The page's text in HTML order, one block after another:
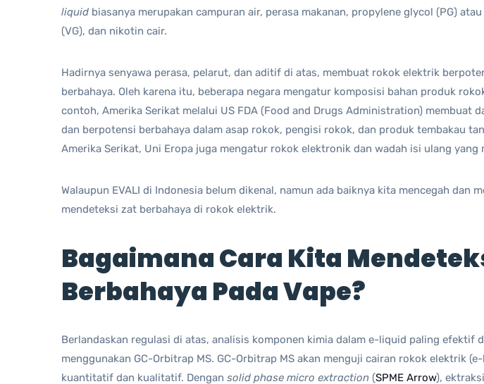
liquid biasanya merupakan campuran air, perasa makanan, propylene glycol (PG)
(VG), dan nikotin cair.
Hadirnya senyawa perasa, pelarut, dan aditif di atas, membuat rokok elektrik
berbahaya. Oleh karena itu, beberapa negara mengatur komposisi bahan produk
contoh, Amerika Serikat melalui US FDA (Food and Drugs Administration) membuat
dan berpotensi berbahaya dalam asap rokok, pengisi rokok, dan produk tembakau
Amerika Serikat, Uni Eropa juga mengatur rokok elektronik dan wadah isi ulang yang
Walaupun EVALI di Indonesia belum dikenal, namun ada baiknya kita mencegah dan
mendeteksi zat berbahaya di rokok elektrik.
Bagaimana Cara Kita
Berbahaya Pada Vape?
Berlandaskan regulasi di atas, analisis komponen kimia dalam e-liquid paling efektif
menggunakan GC-Orbitrap MS. GC-Orbitrap MS akan menguji cairan rokok elektrik
kuantitatif dan kualitatif. Dengan solid phase micro extraction (SPME Arrow),